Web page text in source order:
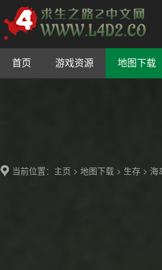
首页 游戏资源 地图下载
当前位置： 主页 > 地图下载 > 生存 > 海